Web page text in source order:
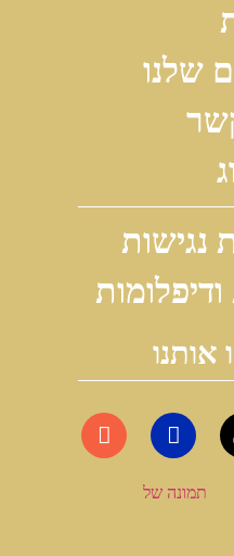
שלנו
נגישות
אותנו